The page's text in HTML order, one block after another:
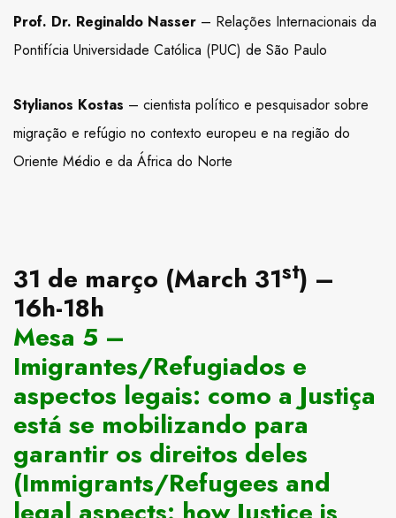
Prof. Dr. Reginaldo Nasser – Relações Internacionais da
Pontifícia Universidade Católica (PUC) de São Paulo
Stylianos Kostas – cientista político e pesquisador sobre
migração e refúgio no contexto europeu e na região do
Oriente Médio e da África do Norte
31 de março (March 31st) –
16h-18h
Mesa 5 –
Imigrantes/Refugiados e
aspectos legais: como a Justiça
está se mobilizando para
garantir os direitos deles
(Immigrants/Refugees and